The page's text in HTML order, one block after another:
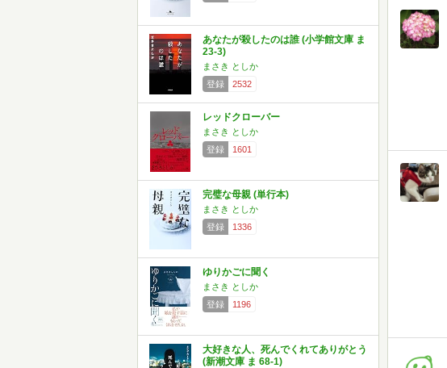
あなたが殺したのは誰 (小学館文庫 ま
23-3)
まさき としか
登録
2532
レッドクローバー
まさき としか
登録
1601
完璧な母親 (単行本)
まさき としか
登録
1336
ゆりかごに聞く
まさき としか
登録
1196
大好きな人、死んでくれてありがとう
(新潮文庫 ま 68-1)